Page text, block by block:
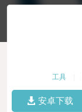
工具
安卓下载